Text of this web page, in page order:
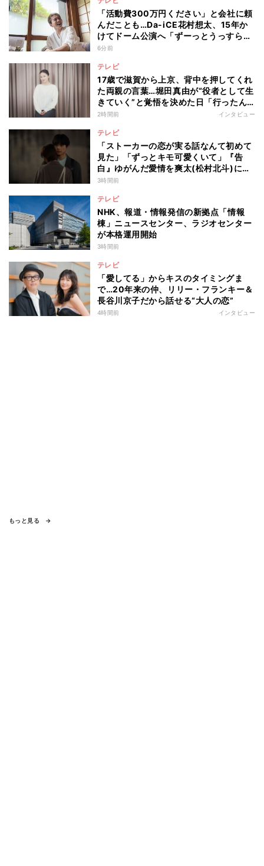
「活動費300万円ください」と会社に頼
んだことも…Da-iCE花村想太、15年か
けてドーム公演へ「ずーっとうっすらや
けど右肩上がり続けられていた」
6分前
テレビ
17歳で滋賀から上京、背中を押してくれ
た両親の言葉…堀田真由が“役者として生
きていく”と覚悟を決めた日「行ったん
やったら、もう帰られへんな」
2時間前 インタビュー
テレビ
「ストーカーの恋が実る話なんて初めて
見た」「ずっとキモ可愛くいて」『告
白』ゆがんだ愛情を爽太(松村北斗)に向
ける視聴者の声
3時間前
テレビ
NHK、報道・情報発信の新拠点「情報
棟」ニュースセンター、ラジオセンター
が本格運用開始
3時間前
テレビ
「愛してる」からキスのタイミングま
で…20年来の仲、リリー・フランキー＆
長谷川京子だから話せる“大人の恋”
4時間前 インタビュー
もっと見る